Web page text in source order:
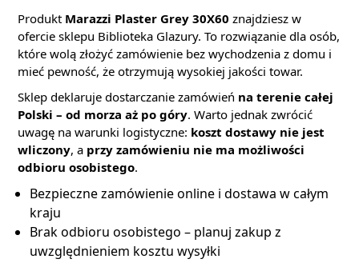
Produkt Marazzi Plaster Grey 30X60 znajdziesz w
ofercie sklepu Biblioteka Glazury. To rozwiązanie dla osób,
które wolą złożyć zamówienie bez wychodzenia z domu i
mieć pewność, że otrzymują wysokiej jakości towar.
Sklep deklaruje dostarczanie zamówień na terenie całej
Polski – od morza aż po góry. Warto jednak zwrócić
uwagę na warunki logistyczne: koszt dostawy nie jest
wliczony, a przy zamówieniu nie ma możliwości
odbioru osobistego.
Bezpieczne zamówienie online i dostawa w całym
kraju
Brak odbioru osobistego – planuj zakup z
uwzględnieniem kosztu wysyłki